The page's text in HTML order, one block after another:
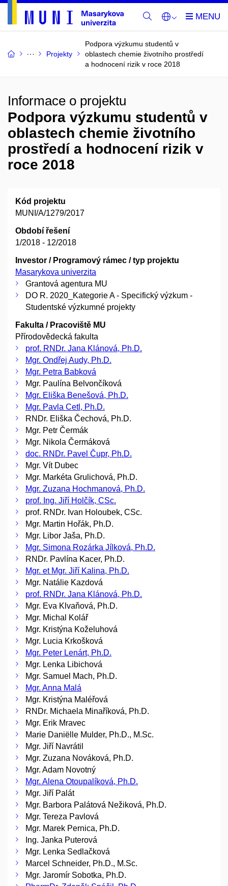
Projekty
Podpora výzkumu studentů v
oblastech chemie životního prostředí
a hodnocení rizik v roce 2018
Informace o projektu
Podpora výzkumu studentů v
oblastech chemie životního
prostředí a hodnocení rizik v
roce 2018
Kód projektu
MUNI/A/1279/2017
Období řešení
1/2018 - 12/2018
Investor / Programový rámec / typ projektu
Masarykova univerzita
Grantová agentura MU
DO R. 2020_Kategorie A - Specifický výzkum -
Studentské výzkumné projekty
Fakulta / Pracoviště MU
Přírodovědecká fakulta
prof. RNDr. Jana Klánová, Ph.D.
Mgr. Ondřej Audy, Ph.D.
Mgr. Petra Babková
Mgr. Paulína Belvončíková
Mgr. Eliška Benešová, Ph.D.
Mgr. Pavla Cetl, Ph.D.
RNDr. Eliška Čechová, Ph.D.
Mgr. Petr Čermák
Mgr. Nikola Čermáková
doc. RNDr. Pavel Čupr, Ph.D.
Mgr. Vít Dubec
Mgr. Markéta Grulichová, Ph.D.
Mgr. Zuzana Hochmanová, Ph.D.
prof. Ing. Jiří Holčík, CSc.
prof. RNDr. Ivan Holoubek, CSc.
Mgr. Martin Hořák, Ph.D.
Mgr. Libor Jaša, Ph.D.
Mgr. Simona Rozárka Jílková, Ph.D.
RNDr. Pavlína Kacer, Ph.D.
Mgr. et Mgr. Jiří Kalina, Ph.D.
Mgr. Natálie Kazdová
prof. RNDr. Jana Klánová, Ph.D.
Mgr. Eva Klvaňová, Ph.D.
Mgr. Michal Kolář
Mgr. Kristýna Koželuhová
Mgr. Lucia Krkošková
Mgr. Peter Lenárt, Ph.D.
Mgr. Lenka Libichová
Mgr. Samuel Mach, Ph.D.
Mgr. Anna Malá
Mgr. Kristýna Maléřová
RNDr. Michaela Minaříková, Ph.D.
Mgr. Erik Mravec
Marie Daniëlle Mulder, Ph.D., M.Sc.
Mgr. Jiří Navrátil
Mgr. Zuzana Nováková, Ph.D.
Mgr. Adam Novotný
Mgr. Alena Otoupalíková, Ph.D.
Mgr. Jiří Palát
Mgr. Barbora Palátová Nežiková, Ph.D.
Mgr. Tereza Pavlová
Mgr. Marek Pernica, Ph.D.
Ing. Janka Puterová
Mgr. Lenka Sedlačková
Marcel Schneider, Ph.D., M.Sc.
Mgr. Jaromír Sobotka, Ph.D.